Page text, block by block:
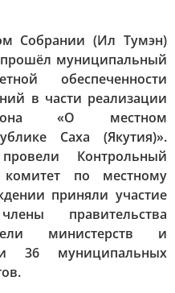
Собрании (Ил Тумэн)
прошёл муниципальный
обеспеченности
в части реализации
«О местном
Саха (Якутия)».
Контрольный
по местному
приняли участие
правительства
министерств и
36 муниципальных